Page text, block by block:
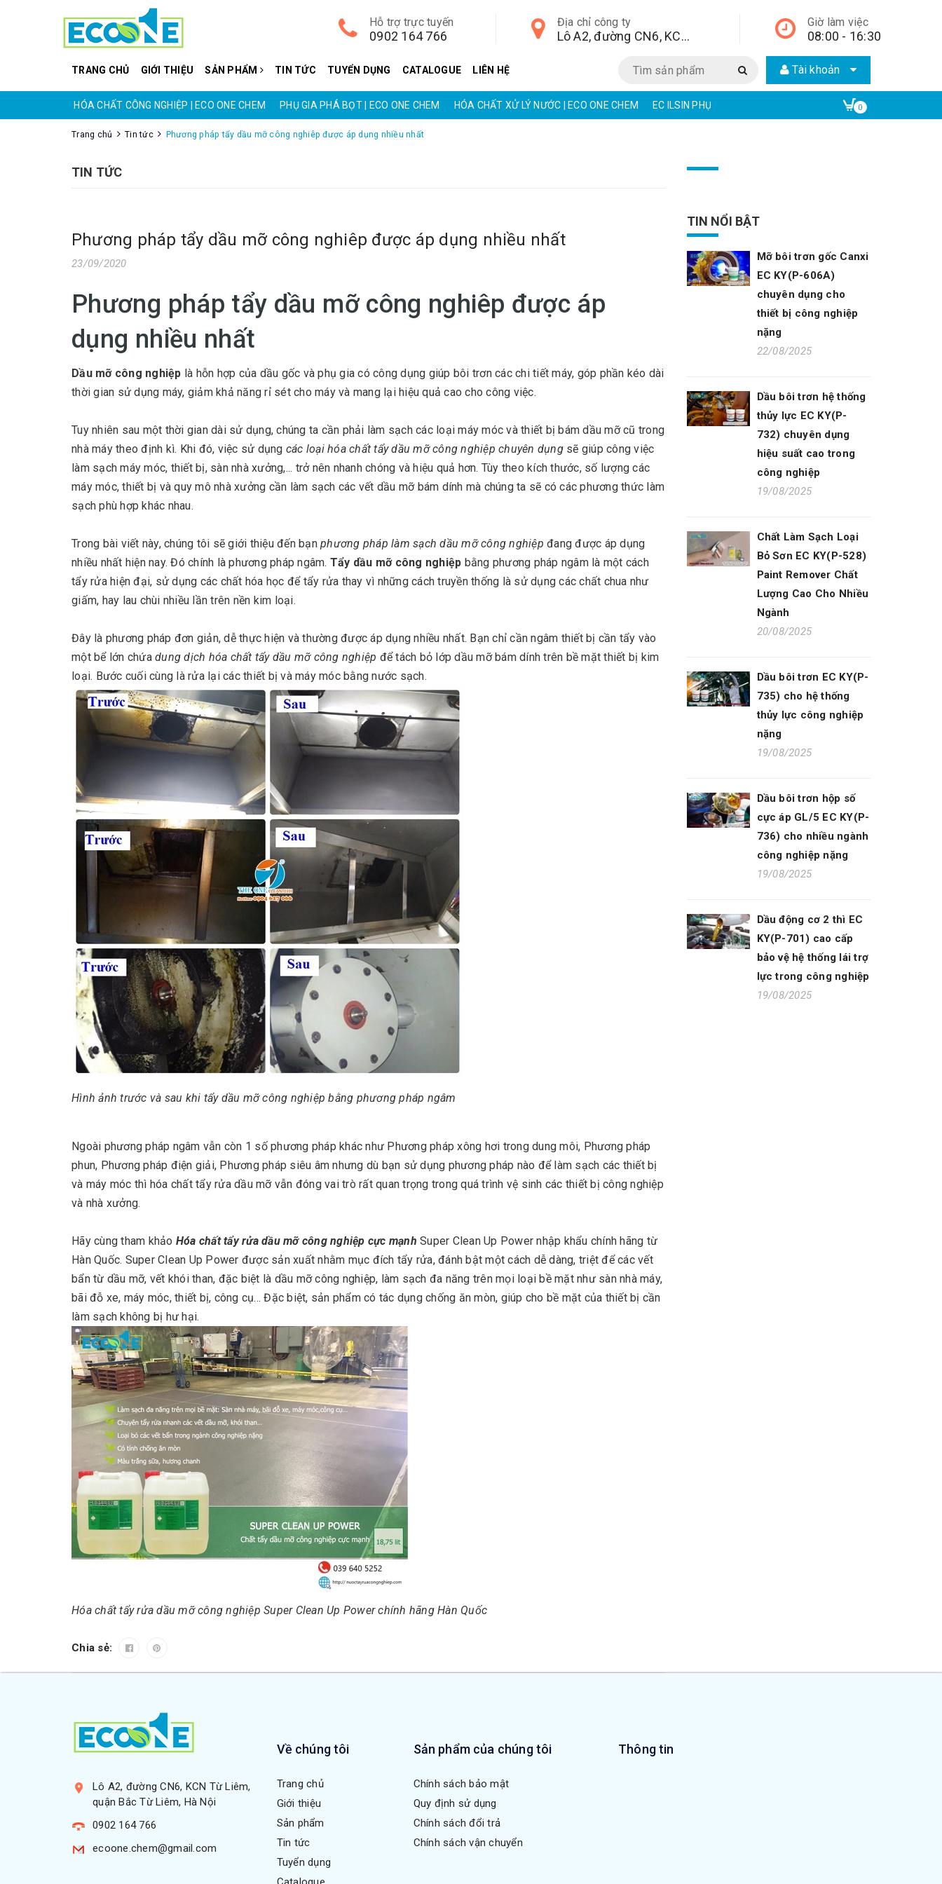
Giờ làm việc
08:00 - 16:30
Địa chỉ công ty
Lô A2, đường CN6, KCN Từ Liêm, quận Bắc Từ Liêm, Hà Nội, Hà Nội,
Hỗ trợ trực tuyến
0902 164 766
TRANG CHỦ GIỚI THIỆU SẢN PHẨM TIN TỨC TUYỂN DỤNG CATALOGUE LIÊN HỆ Tài khoản
PHỤ GIA PHÁ BỌT | ECO ONE CHEM HÓA CHẤT XỬ LÝ NƯỚC | ECO ONE CHEM EC ILSIN PHỤ GIA TRONG SẢN XUẤT EC KY CHẤT TẨY RỬA CÔNG NGHIỆP | ECO ONE CHEM
0
Trang chủ Tin tức Phương pháp tẩy dầu mỡ công nghiêp được áp dụng nhiều nhất
TIN TỨC
Phương pháp tẩy dầu mỡ công nghiêp được áp dụng nhiều nhất
23/09/2020
Phương pháp tẩy dầu mỡ công nghiêp được áp
dụng nhiều nhất
Dầu mỡ công nghiệp là hỗn hợp của dầu gốc và phụ gia có công dụng giúp bôi trơn các chi tiết máy, góp phần kéo dài
thời gian sử dụng máy, giảm khả năng rỉ sét cho máy và mang lại hiệu quả cao cho công việc.
Tuy nhiên sau một thời gian dài sử dụng, chúng ta cần phải làm sạch các loại máy móc và thiết bị bám dầu mỡ cũ trong
nhà máy theo định kì. Khi đó, việc sử dụng các loại hóa chất tẩy dầu mỡ công nghiệp chuyên dụngsẽ giúp công việc
làm sạch máy móc, thiết bị, sàn nhà xưởng,... trở nên nhanh chóng và hiệu quả hơn. Tùy theo kích thước, số lượng các
máy móc, thiết bị và quy mô nhà xưởng cần làm sạch các vết dầu mỡ bám dính mà chúng ta sẽ có các phương thức làm
sạch phù hợp khác nhau.
Trong bài viết này, chúng tôi sẽ giới thiệu đến bạn phương pháp làm sạch dầu mỡ công nghiệp đang được áp dụng
nhiều nhất hiện nay. Đó chính là phương pháp ngâm. Tẩy dầu mỡ công nghiệp bằng phương pháp ngâm là một cách
tẩy rửa hiện đại, sử dụng các chất hóa học để tẩy rửa thay vì những cách truyền thống là sử dụng các chất chua như
giấm, hay lau chùi nhiều lần trên nền kim loại.
Đây là phương pháp đơn giản, dễ thực hiện và thường được áp dụng nhiều nhất. Bạn chỉ cần ngâm thiết bị cần tẩy vào
một bể lớn chứa dung dịch hóa chất tẩy dầu mỡ công nghiệp để tách bỏ lớp dầu mỡ bám dính trên bề mặt thiết bị kim
loại. Bước cuối cùng là rửa lại các thiết bị và máy móc bằng nước sạch.
Hình ảnh trước và sau khi tẩy dầu mỡ công nghiệp bằng phương pháp ngâm
Ngoài phương pháp ngâm vẫn còn 1 số phương pháp khác như Phương pháp xông hơi trong dung môi, Phương pháp
phun, Phương pháp điện giải, Phương pháp siêu âm nhưng dù bạn sử dụng phương pháp nào để làm sạch các thiết bị
và máy móc thì hóa chất tẩy rửa dầu mỡ vẫn đóng vai trò rất quan trọng trong quá trình vệ sinh các thiết bị công nghiệp
và nhà xưởng.
Hãy cùng tham khảo Hóa chất tẩy rửa dầu mỡ công nghiệp cực mạnh Super Clean Up Power nhập khẩu chính hãng từ
Hàn Quốc. Super Clean Up Power được sản xuất nhằm mục đích tẩy rửa, đánh bật một cách dễ dàng, triệt để các vết
bẩn từ dầu mỡ, vết khói than, đặc biệt là dầu mỡ công nghiệp, làm sạch đa năng trên mọi loại bề mặt như sàn nhà máy,
bãi đỗ xe, máy móc, thiết bị, công cụ... Đặc biệt, sản phẩm có tác dụng chống ăn mòn, giúp cho bề mặt của thiết bị cần
làm sạch không bị hư hại.
Hóa chất tẩy rửa dầu mỡ công nghiệp Super Clean Up Power chính hãng Hàn Quốc
Chia sẻ:
TIN NỔI BẬT
Mỡ bôi trơn gốc Canxi
EC KY(P-606A)
chuyên dụng cho
thiết bị công nghiệp
nặng
22/08/2025
Dầu bôi trơn hệ thống
thủy lực EC KY(P-
732) chuyên dụng
hiệu suất cao trong
công nghiệp
19/08/2025
Chất Làm Sạch Loại
Bỏ Sơn EC KY(P-528)
Paint Remover Chất
Lượng Cao Cho Nhiều
Ngành
20/08/2025
Dầu bôi trơn EC KY(P-
735) cho hệ thống
thủy lực công nghiệp
nặng
19/08/2025
Dầu bôi trơn hộp số
cực áp GL/5 EC KY(P-
736) cho nhiều ngành
công nghiệp nặng
19/08/2025
Dầu động cơ 2 thì EC
KY(P-701) cao cấp
bảo vệ hệ thống lái trợ
lực trong công nghiệp
19/08/2025
Lô A2, đường CN6, KCN Từ Liêm,
quận Bắc Từ Liêm, Hà Nội
0902 164 766
ecoone.chem@gmail.com
Về chúng tôi
Trang chủ
Giới thiệu
Sản phẩm
Tin tức
Tuyển dụng
Sản phẩm của chúng tôi
Chính sách bảo mật
Quy định sử dụng
Chính sách đổi trả
Chính sách vận chuyển
Thông tin